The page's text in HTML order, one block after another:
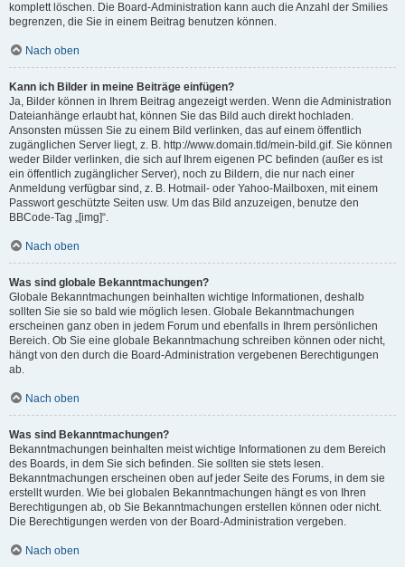
komplett löschen. Die Board-Administration kann auch die Anzahl der Smilies
begrenzen, die Sie in einem Beitrag benutzen können.
Nach oben
Kann ich Bilder in meine Beiträge einfügen?
Ja, Bilder können in Ihrem Beitrag angezeigt werden. Wenn die Administration
Dateianhänge erlaubt hat, können Sie das Bild auch direkt hochladen.
Ansonsten müssen Sie zu einem Bild verlinken, das auf einem öffentlich
zugänglichen Server liegt, z. B. http://www.domain.tld/mein-bild.gif. Sie können
weder Bilder verlinken, die sich auf Ihrem eigenen PC befinden (außer es ist
ein öffentlich zugänglicher Server), noch zu Bildern, die nur nach einer
Anmeldung verfügbar sind, z. B. Hotmail- oder Yahoo-Mailboxen, mit einem
Passwort geschützte Seiten usw. Um das Bild anzuzeigen, benutze den
BBCode-Tag „[img]“.
Nach oben
Was sind globale Bekanntmachungen?
Globale Bekanntmachungen beinhalten wichtige Informationen, deshalb
sollten Sie sie so bald wie möglich lesen. Globale Bekanntmachungen
erscheinen ganz oben in jedem Forum und ebenfalls in Ihrem persönlichen
Bereich. Ob Sie eine globale Bekanntmachung schreiben können oder nicht,
hängt von den durch die Board-Administration vergebenen Berechtigungen
ab.
Nach oben
Was sind Bekanntmachungen?
Bekanntmachungen beinhalten meist wichtige Informationen zu dem Bereich
des Boards, in dem Sie sich befinden. Sie sollten sie stets lesen.
Bekanntmachungen erscheinen oben auf jeder Seite des Forums, in dem sie
erstellt wurden. Wie bei globalen Bekanntmachungen hängt es von Ihren
Berechtigungen ab, ob Sie Bekanntmachungen erstellen können oder nicht.
Die Berechtigungen werden von der Board-Administration vergeben.
Nach oben